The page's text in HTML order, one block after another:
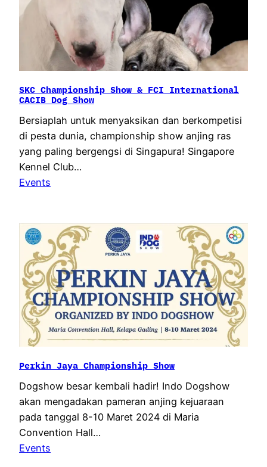
SKC Championship Show & FCI International
CACIB Dog Show
Bersiaplah untuk menyaksikan dan berkompetisi
di pesta dunia, championship show anjing ras
yang paling bergengsi di Singapura! Singapore
Kennel Club…
Events
Perkin Jaya Championship Show
Dogshow besar kembali hadir! Indo Dogshow
akan mengadakan pameran anjing kejuaraan
pada tanggal 8-10 Maret 2024 di Maria
Convention Hall…
Events